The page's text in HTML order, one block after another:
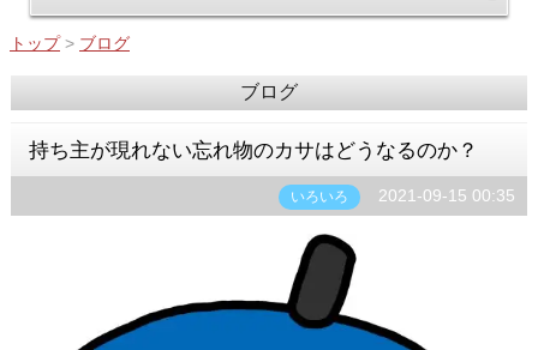
トップ > ブログ
ブログ
持ち主が現れない忘れ物のカサはどうなるのか？
いろいろ 2021-09-15 00:35